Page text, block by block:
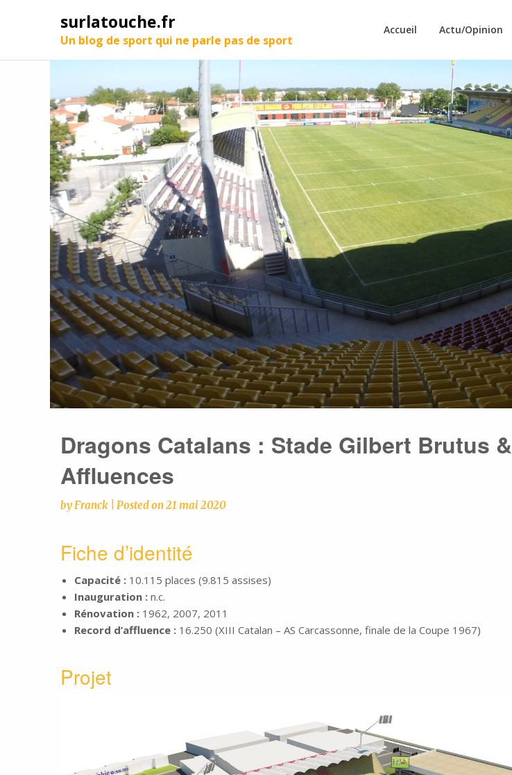
surlatouche.fr
Un blog de sport qui ne parle pas de sport
Accueil Actu/Opinion
Dragons Catalans : Stade Gilbert Brutus &
Affluences
byFranck Posted on21 mai 2020
Fiche d’identité
Capacité : 10.115 places (9.815 assises)
Inauguration : n.c.
Rénovation : 1962, 2007, 2011
Record d’affluence : 16.250 (XIII Catalan – AS Carcassonne, finale de la Coupe 1967)
Projet